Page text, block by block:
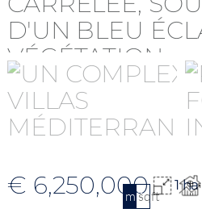
€ 6,250,000
m2sqft
1 ha